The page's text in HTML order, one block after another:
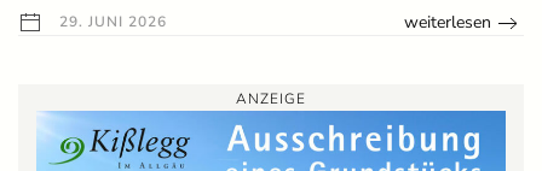
29. JUNI 2026 weiterlesen
ANZEIGE